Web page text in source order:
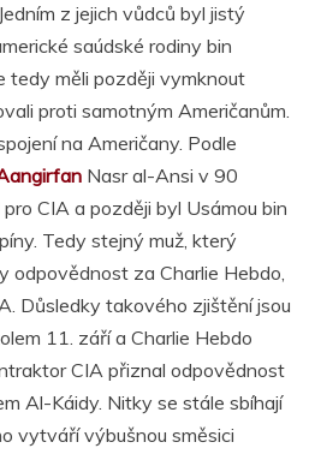
z jejich vůdců byl jistý
saúdské rodiny bin
tedy měli později vymknout
proti samotným Američanům.
na Američany. Podle
Nasr al-Ansi v 90
CIA a později byl Usámou bin
Tedy stejný muž, který
odpovědnost za Charlie Hebdo,
Důsledky takového zjištění jsou
11. září a Charlie Hebdo
CIA přiznal odpovědnost
Al-Káidy. Nitky se stále sbíhají
vytváří výbušnou směsici